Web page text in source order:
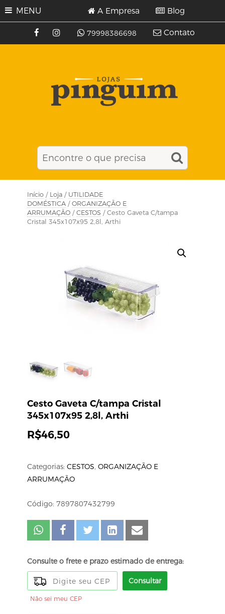
MENU
79998386698
A Empresa Blog
Contato
Início / Loja / UTILIDADE
DOMÉSTICA / ORGANIZAÇÃO E
ARRUMAÇÃO / CESTOS / Cesto Gaveta C/tampa
Cristal 345x107x95 2,8l, Arthi
Cesto Gaveta C/tampa Cristal
345x107x95 2,8l, Arthi
R$46,50
Categorias: CESTOS, ORGANIZAÇÃO E
ARRUMAÇÃO
Código: 7897807432799
Consulte o frete e prazo estimado de entrega:
Consultar
Não sei meu CEP